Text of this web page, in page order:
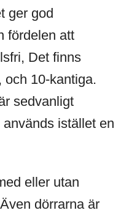
ger god
fördelen att
Det finns
och 10-kantiga.
sedvanligt
istället en
eller utan
dörrarna är